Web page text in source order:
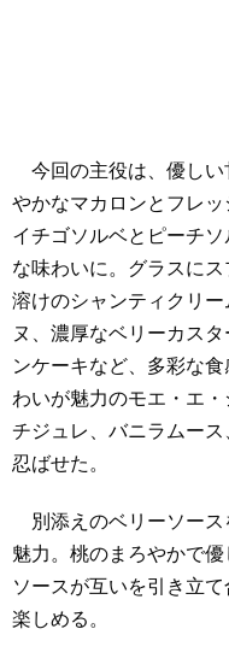
今回の主役は、優しい
やかなマカロンとフレッ
イチゴソルベとピーチ
な味わいに。グラスに
溶けのシャンティクリ
ヌ、濃厚なベリーカス
ンケーキなど、多彩な
わいが魅力のモエ・エ
チジュレ、バニラムー
忍ばせた。
別添えのベリーソース
魅力。桃のまろやかで
ソースが互いを引き立
楽しめる。